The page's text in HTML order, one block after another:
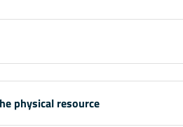
physical resource